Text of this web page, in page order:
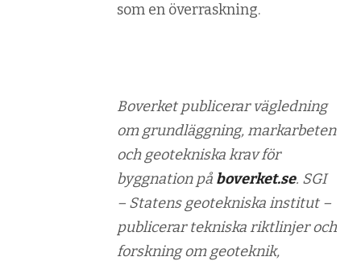
som en överraskning.
Boverket publicerar vägledning
om grundläggning, markarbeten
och geotekniska krav för
byggnation på boverket.se. SGI
– Statens geotekniska institut –
publicerar tekniska riktlinjer och
forskning om geoteknik,